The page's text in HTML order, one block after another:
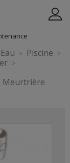
Piscine
Meurtrière